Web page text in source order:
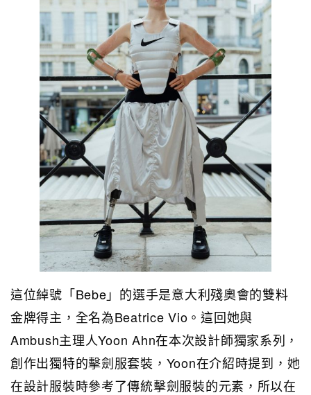
這位綽號「Bebe」的選手是意大利殘奧會的雙料
金牌得主，全名為Beatrice Vio。這回她與
Ambush主理人Yoon Ahn在本次設計師獨家系列，
創作出獨特的擊劍服套裝，Yoon在介紹時提到，她
在設計服裝時參考了傳統擊劍服裝的元素，所以在